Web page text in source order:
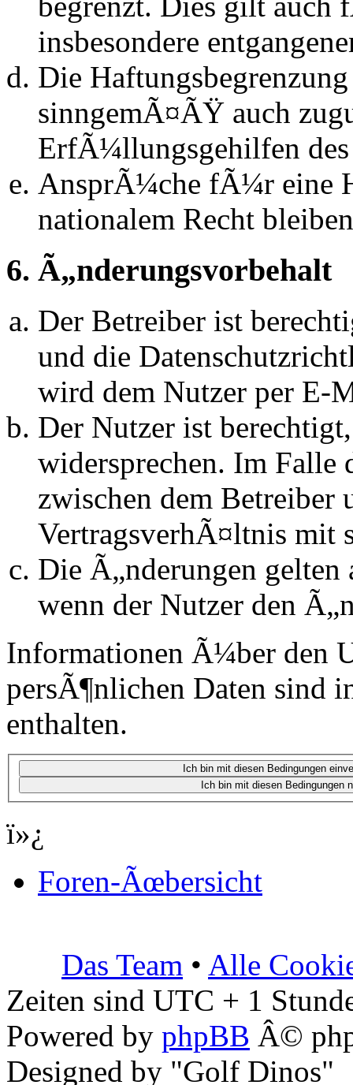
insbesondere
Die
sinngemÃ¤ÃŸ auch
ErfÃ¼llungsgehilfen des
AnsprÃ¼che fÃ¼r eine
nationalem Recht
6. Ã„nderungsvorbehalt
Der Betreiber ist
und die
wird dem Nutzer per E-
Der Nutzer ist
widersprechen. Im Falle
zwischen dem Betreiber
VertragsverhÃ¤ltnis mit
Die Ã„nderungen
wenn der Nutzer den
Informationen Ã¼ber den
persÃ¶nlichen Daten sind
enthalten.
ï»¿
Foren-Ãœbersicht
Das Team • Alle
Zeiten sind UTC + 1
Powered by phpBB Â©
Designed by "Golf Dinos"